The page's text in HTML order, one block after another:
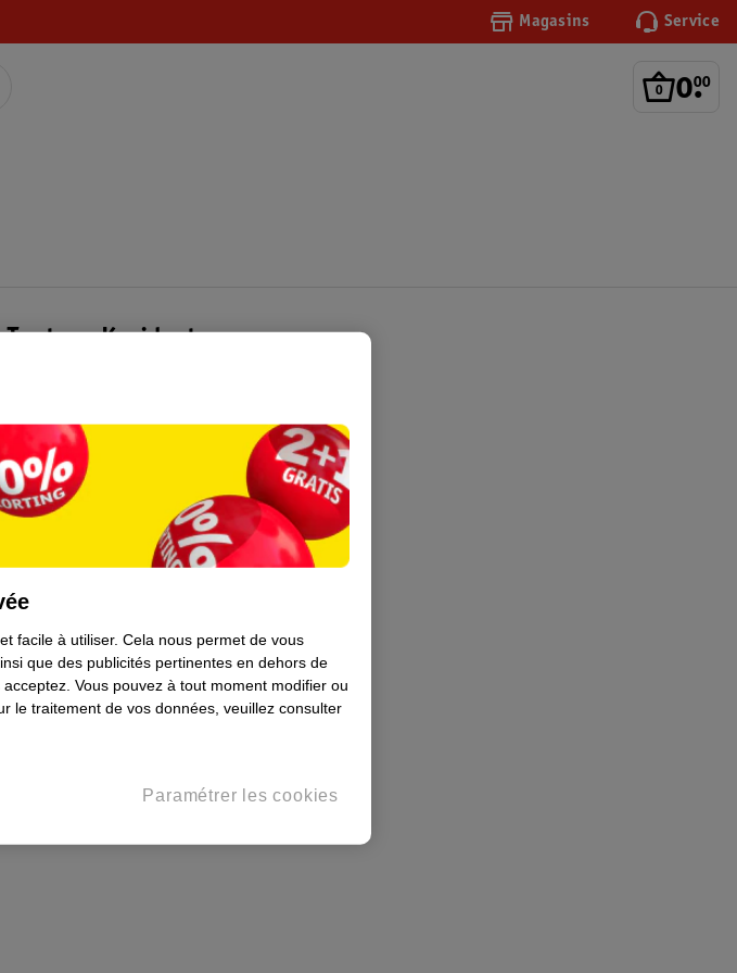
Magasins Service
0.
00
Tout sur Kruidvat
Formule commerciale
Coordonnées de l’entreprise
Plus durable
facile à utiliser. Cela nous permet de vous
que des publicités pertinentes en dehors de
Vous pouvez à tout moment modifier ou
le traitement de vos données, veuillez consulter
Paramétrer les cookies